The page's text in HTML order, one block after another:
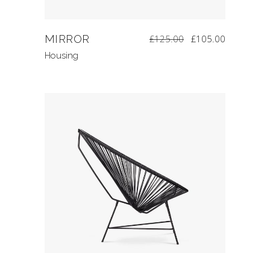
MIRROR £125.00 £105.00
Housing